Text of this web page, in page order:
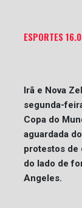
ESPORTES
Irã e Nova
segunda-
Copa do
aguardada
protestos de
do lado de
Angeles.